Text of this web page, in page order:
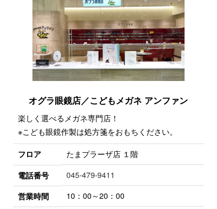
オグラ眼鏡店／こどもメガネ アンファン
楽しく選べるメガネ専門店！
※こども眼鏡作製は処方箋をおもちください。
フロア
たまプラーザ店 １階
電話番号
045-479-9411
営業時間
10：00～20：00